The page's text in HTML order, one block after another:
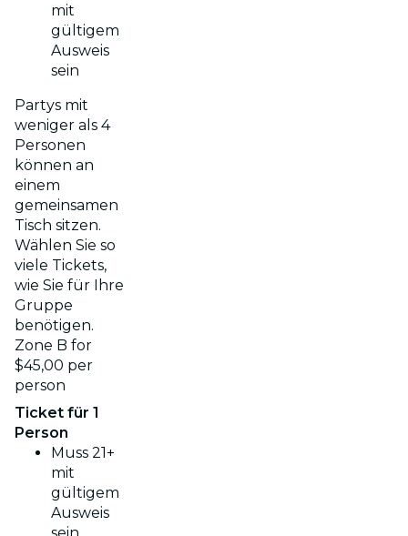
mit
gültigem
Ausweis
sein
Partys mit
weniger als 4
Personen
können an
einem
gemeinsamen
Tisch sitzen.
Wählen Sie so
viele Tickets,
wie Sie für Ihre
Gruppe
benötigen.
Zone B for
$45,00 per
person
Ticket für 1
Person
Muss 21+
mit
gültigem
Ausweis